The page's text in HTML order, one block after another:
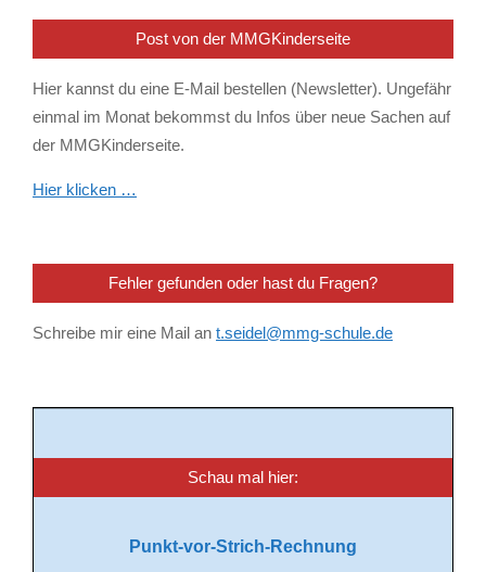
Post von der MMGKinderseite
Hier kannst du eine E-Mail bestellen (Newsletter). Ungefähr
einmal im Monat bekommst du Infos über neue Sachen auf
der MMGKinderseite.
Hier klicken …
Fehler gefunden oder hast du Fragen?
Schreibe mir eine Mail an t.seidel@mmg-schule.de
Schau mal hier:
Punkt-vor-Strich-Rechnung